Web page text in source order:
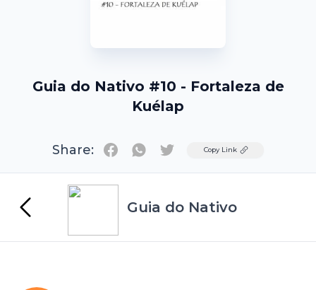
Guia do Nativo #10 - Fortaleza de
Kuélap
Share: TwitterCopy Link
Guia do Nativo